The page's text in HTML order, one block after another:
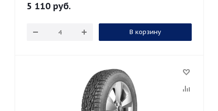
5 110 руб.
В корзину